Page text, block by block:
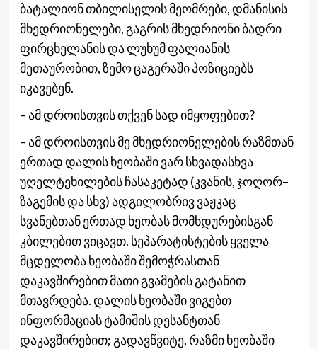
ბატალიონ თბილისელის მეომრები, დმანისის
მხედრიონელები, გაგრის მხედრიონი ბადრი
ფირცხელანის და ლუხუმ ფალიანის
მეთაურობით, ზემო ცაგერაში პოზიციებს
იკავებენ.
– ამ დროისთვის თქვენ სად იმყოფებით?
– ამ დროისთვის მე მხედრიონელების რაზმთან
ერთად დალის ხეობაში ვარ სხვადასხვა
უღელტეხილების ჩასაკეტად (კვანის, ჯოღორ–
ზაგემის და სხვ) ადგილობრივ ვაჟკაც
სვანებთან ერთად ხეობას მომხდურებისგან
კბილებით ვიცავთ. სეპარატისტების ყველა
მცდელობა ხეობაში შემოჭრასთან
დაკავშირებით მათი გვამების გატანით
მთავრდება. დალის ხეობაში ვიგებთ
ინფორმაციას ტამიშის დესანტთან
დაკავშირებით; გადავწვიტე, რაზმი ხეობაში